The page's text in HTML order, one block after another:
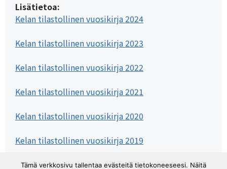
Lisätietoa:
Kelan tilastollinen vuosikirja 2024
Kelan tilastollinen vuosikirja 2023
Kelan tilastollinen vuosikirja 2022
Kelan tilastollinen vuosikirja 2021
Kelan tilastollinen vuosikirja 2020
Kelan tilastollinen vuosikirja 2019
Kelan tilastollinen vuosikirja 2018
Tämä verkkosivu tallentaa evästeitä tietokoneeseesi. Näitä